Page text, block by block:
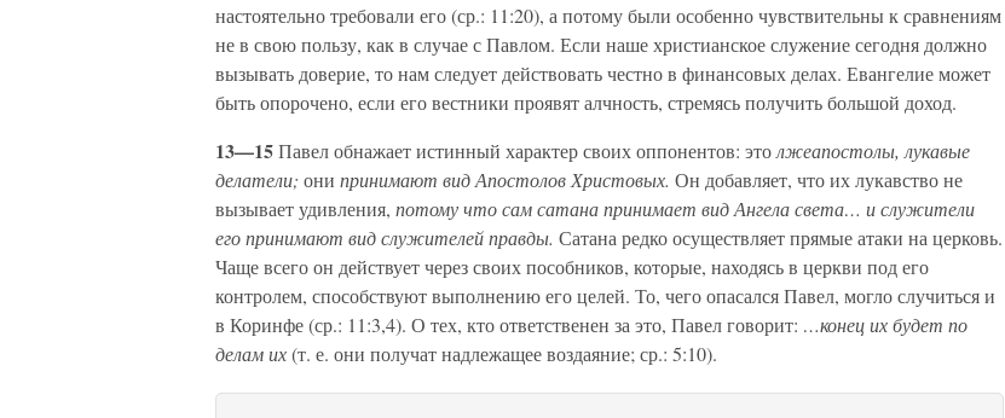
настоятельно требовали его (ср.: 11:20), а потому были особенно чувствительны к сравнениям
не в свою пользу, как в случае с Павлом. Если наше христианское служение сегодня должно
вызывать доверие, то нам следует действовать честно в финансовых делах. Евангелие может
быть опорочено, если его вестники проявят алчность, стремясь получить большой доход.
13—15Павел обнажает истинный характер своих оппонентов: этолжеапостолы, лукавые
делатели; они принимают вид Апостолов Христовых. Он добавляет, что их лукавство не
вызывает удивления, потому что сам сатана принимает вид Ангела света… и служители
его принимают вид служителей правды. Сатана редко осуществляет прямые атаки на церковь.
Чаще всего он действует через своих пособников, которые, находясь в церкви под его
контролем, способствуют выполнению его целей. То, чего опасался Павел, могло случиться и
в Коринфе (ср.: 11:3,4). О тех, кто ответственен за это, Павел говорит: …конец их будет по
делам их(т. е. они получат надлежащее воздаяние; ср.: 5:10).